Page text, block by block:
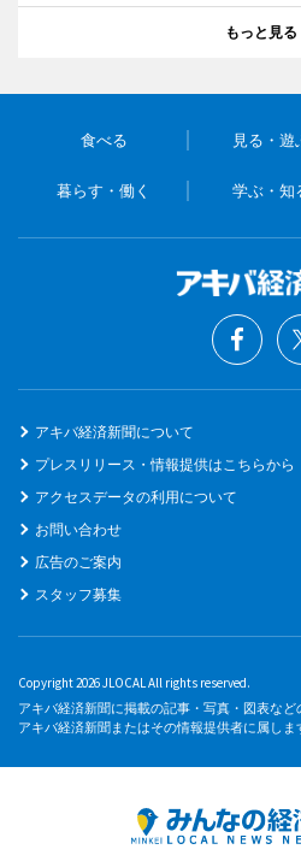
もっと見る
食べる 見る・遊
暮らす・働く 学ぶ・知
アキバ経済新聞について
プレスリリース・情報提供はこちらから
アクセスデータの利用について
お問い合わせ
広告のご案内
スタッフ募集
Copyright 2026 JLOCAL All rights reserved.
アキバ経済新聞に掲載の記事・写真・図表な
アキバ経済新聞またはその情報提供者に属しま